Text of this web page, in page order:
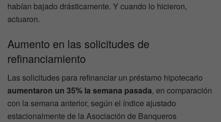
habían bajado drásticamente. Y cuando lo hicieron,
actuaron.
Aumento en las solicitudes de
refinanciamiento
Las solicitudes para refinanciar un préstamo hipotecario
aumentaron un 35% la semana pasada, en comparación
con la semana anterior, según el índice ajustado
estacionalmente de la Asociación de Banqueros